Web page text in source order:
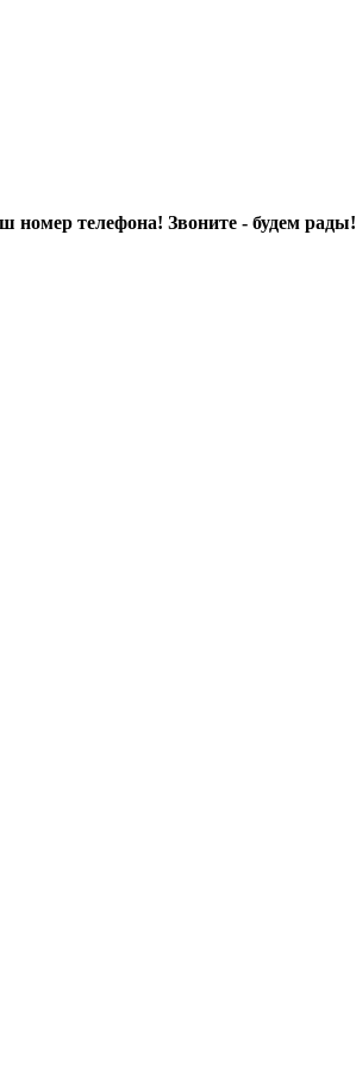
номер телефона! Звоните - будем рады!